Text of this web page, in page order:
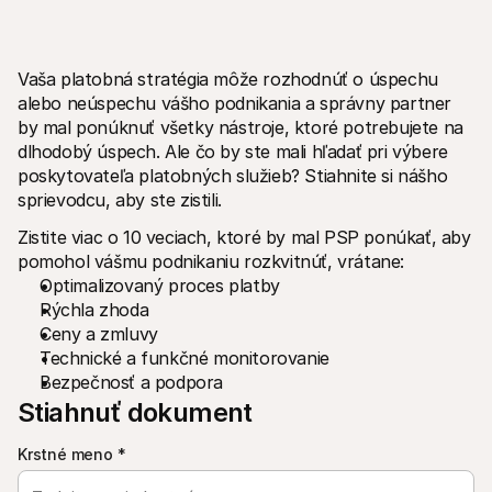
Technické zdroje
Portál pre vývojárov
Objavte zdroje a aktualizácie pre vývojárov
Knižnice
Komunita na Discorde
Pridajte sa do našej komunity vývojárov
O spoločnosti Mollie
Ceny
Zobraziť naše ceny
O nás
Zistite viac o našom príbehu a
hodnotách
Novinky
Prečítajte si najnovšie správy od
Mollie
Kariéra
Príďte pracovať k nám - hľadáme
Vaša platobná stratégia môže rozhodnúť o úspechu
alebo neúspechu vášho podnikania a správny partner
by mal ponúknuť všetky nástroje, ktoré potrebujete na
dlhodobý úspech. Ale čo by ste mali hľadať pri výbere
poskytovateľa platobných služieb? Stiahnite si nášho
sprievodcu, aby ste zistili.
Zistite viac o 10 veciach, ktoré by mal PSP ponúkať, aby
pomohol vášmu podnikaniu rozkvitnúť, vrátane:
Optimalizovaný proces platby
Rýchla zhoda
Ceny a zmluvy
Technické a funkčné monitorovanie
Bezpečnosť a podpora
Stiahnuť dokument
Krstné meno *